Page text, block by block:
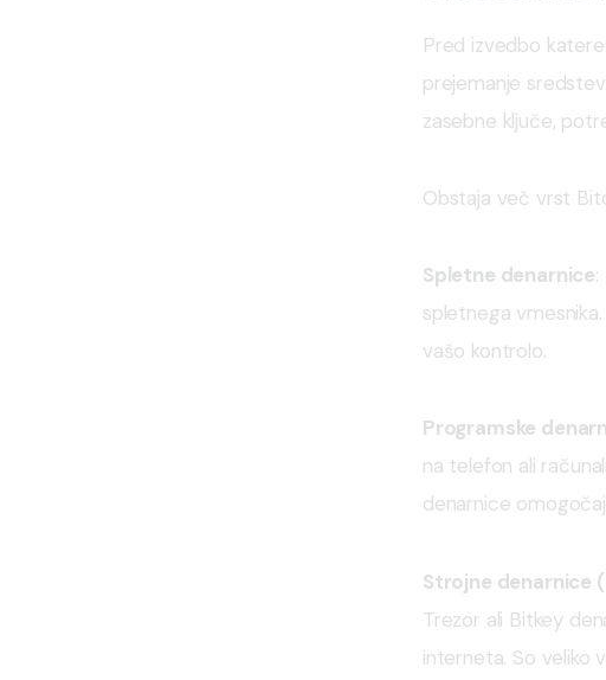
Pred izvedbo
prejemanje
zasebne ključe,
Obstaja več vrst
Spletne denarnice
spletnega
vašo kontrolo.
Programske
na telefon ali
denarnice
Strojne denarnice
Trezor ali Bitkey
interneta. So veliko